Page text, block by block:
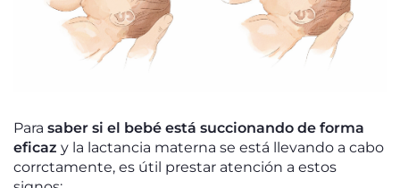
Para saber si el bebé está succionando de forma
eficaz y la lactancia materna se está llevando a cabo
corrctamente, es útil prestar atención a estos